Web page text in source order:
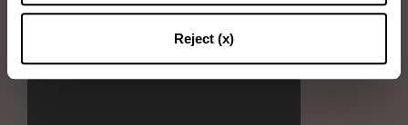
Reject (x)
Sécher la chaussure avec le chiffon doux.